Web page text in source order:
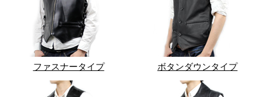
ファスナータイプ ボタンダウンタイプ